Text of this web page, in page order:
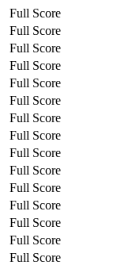
Full Score
Full Score
Full Score
Full Score
Full Score
Full Score
Full Score
Full Score
Full Score
Full Score
Full Score
Full Score
Full Score
Full Score
Full Score